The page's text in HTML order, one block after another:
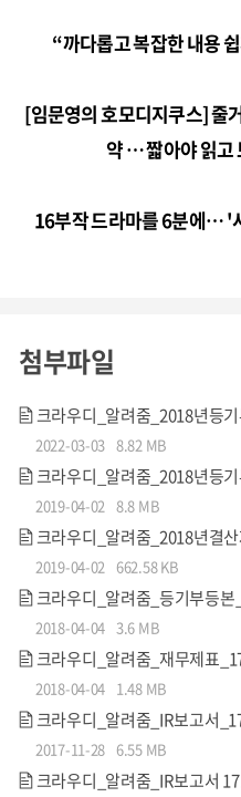
“까다롭고 복잡한 내용
[임문영의 호모디지쿠스] 줄
약 … 짧아야 읽고
16부작 드라마를 6분에… '
첨부파일
크라우디_알려줌_2018년등
2022-03-03 8.82 MB
크라우디_알려줌_2018년등
2019-04-02 8.8 MB
크라우디_알려줌_2018년결
2019-04-02 662.58 KB
크라우디_알려줌_등기부등
2018-04-04 3.6 MB
크라우디_알려줌_재무제표
2018-04-04 1.48 MB
크라우디_알려줌_IR보고서
2017-11-28 6.55 MB
크라우디_알려줌_IR보고서